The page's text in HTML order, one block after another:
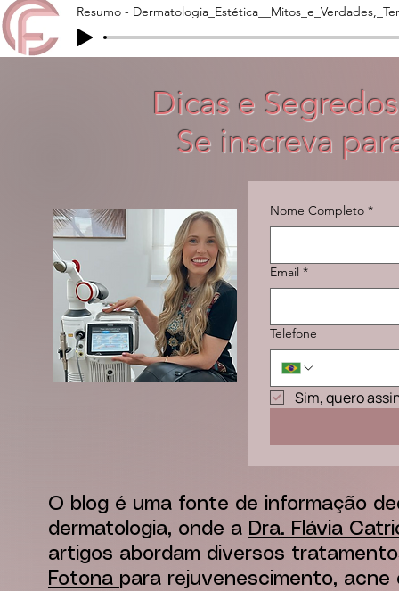
Resumo -
Dicas e
Se inscreva
Nome Completo *
Email *
Telefone
Sim, quero
O blog é uma fonte de informação
dermatologia, onde a Dra. Flávia
artigos abordam diversos
Fotona para rejuvenescimento,